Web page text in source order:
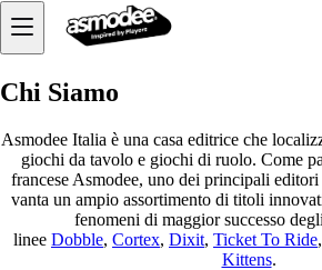
Chi Siamo
Asmodee Italia è una casa editrice che
giochi da tavolo e giochi di ruolo. Come
francese Asmodee, uno dei principali
vanta un ampio assortimento di titoli
fenomeni di maggior successo
linee Dobble, Cortex, Dixit, Ticket To Ride,
Kittens.